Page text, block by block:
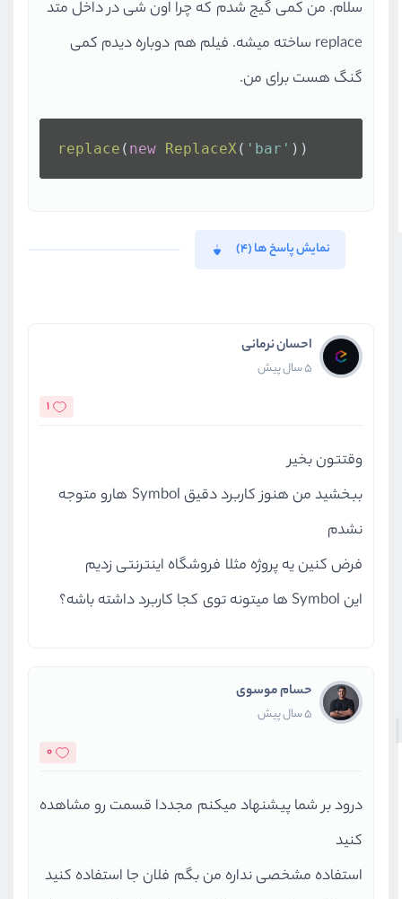
سلام. من کمی گیج شدم که چرا اون شی در داخل متد
replace ساخته میشه. فیلم هم دوباره دیدم کمی
گنگ هست برای من.
replace ( new ReplaceX ( 'bar' ))
نمایش پاسخ ها (4)
احسان نرمانی
5 سال پیش
1
وقتتون بخیر
ببخشید من هنوز کاربرد دقیق Symbol هارو متوجه
نشدم
فرض کنین یه پروژه مثلا فروشگاه اینترنتی زدیم
این Symbol ها میتونه توی کجا کاربرد داشته باشه؟
حسام موسوی
5 سال پیش
0
درود بر شما پیشنهاد میکنم مجددا قسمت رو مشاهده
کنید
استفاده مشخصی نداره من بگم فلان جا استفاده کنید